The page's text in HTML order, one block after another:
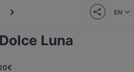
EN
Luna